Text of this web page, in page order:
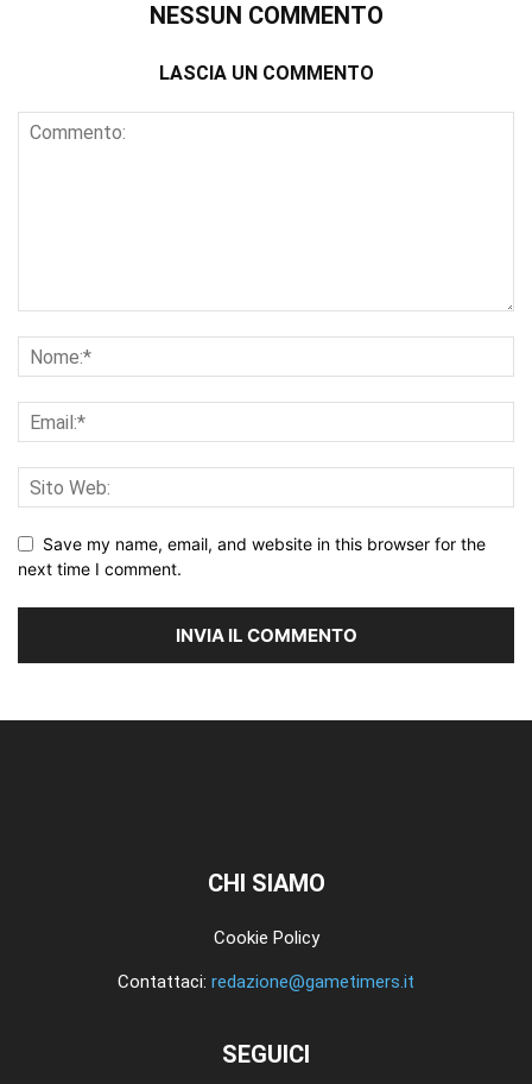
NESSUN COMMENTO
LASCIA UN COMMENTO
Save my name, email, and website in this browser for the
next time I comment.
CHI SIAMO
Cookie Policy
Contattaci: redazione@gametimers.it
SEGUICI